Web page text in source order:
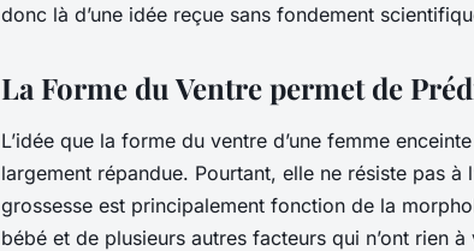
donc là d’une idée reçue sans fondement
La Forme du Ventre permet de
L’idée que la forme du ventre d’une femme
largement répandue. Pourtant, elle ne résiste pas à
grossesse est principalement fonction de la
bébé et de plusieurs autres facteurs qui n’ont rien